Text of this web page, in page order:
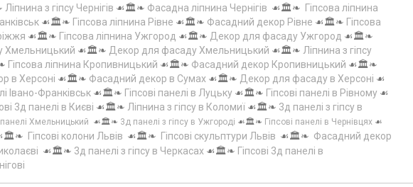
Ліпнина з гіпсу Чернігів ☙🏛️❧ Фасадна ліпнина Чернігів ☙🏛️❧ Гіпсова ліпнина
☙🏛️❧ Гіпсова ліпнина Рівне ☙🏛️❧ Фасадний декор Рівне ☙🏛️❧ Гіпсова
☙🏛️❧ Гіпсова ліпнина Ужгород ☙🏛️❧ Декор для фасаду Ужгород ☙🏛️❧
Хмельницький ☙🏛️❧ Декор для фасаду Хмельницький ☙🏛️❧ Ліпнина з гіпсу
Гіпсова ліпнина Кропивницький ☙🏛️❧ Фасадний декор Кропивницький ☙🏛️❧
в Херсоні ☙🏛️❧ Фасадний декор в Сумах ☙🏛️❧ Декор для фасаду в Херсоні ☙
Івано-Франківськ ☙🏛️❧ Гіпсові панелі в Луцьку ☙🏛️❧ Гіпсові панелі в Рівному ☙
3д панелі в Києві ☙🏛️❧ Ліпнина з гіпсу в Коломиї ☙🏛️❧ 3д панелі з гіпсу в
панелі Хмельницький ☙🏛️❧ 3д панелі з гіпсу в Ужгороді ☙🏛️❧ Гіпсові панелі в Чернівцях ☙
Гіпсові колони Львів ☙🏛️❧ Гіпсові скульптури Львів ☙🏛️❧ Фасадний декор
☙🏛️❧ 3д панелі з гіпсу в Черкасах ☙🏛️❧ Гіпсові 3д панелі в